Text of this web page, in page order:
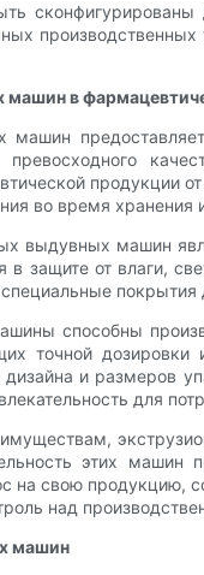
в
машин
превосходного
продукции
во время хранения
выдувных машин
защите от влаги,
способны
точной
и размеров
для
этих
на свою продукцию,
над
машин